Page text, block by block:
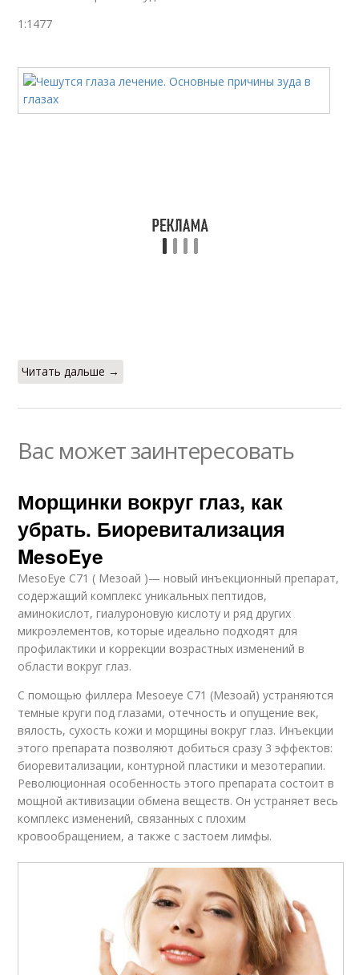
1:1477
Читать дальше →
Вас может заинтересовать
Морщинки вокруг глаз, как
убрать. Биоревитализация
MesoEye
MesoEye C71 ( Мезоай )— новый инъекционный препарат,
содержащий комплекс уникальных пептидов,
аминокислот, гиалуроновую кислоту и ряд других
микроэлементов, которые идеально подходят для
профилактики и коррекции возрастных изменений в
области вокруг глаз.
С помощью филлера Mesoeye C71 (Мезоай) устраняются
темные круги под глазами, отечность и опущение век,
вялость, сухость кожи и морщины вокруг глаз. Инъекции
этого препарата позволяют добиться сразу 3 эффектов:
биоревитализации, контурной пластики и мезотерапии.
Революционная особенность этого препарата состоит в
мощной активизации обмена веществ. Он устраняет весь
комплекс изменений, связанных с плохим
кровообращением, а также с застоем лимфы.